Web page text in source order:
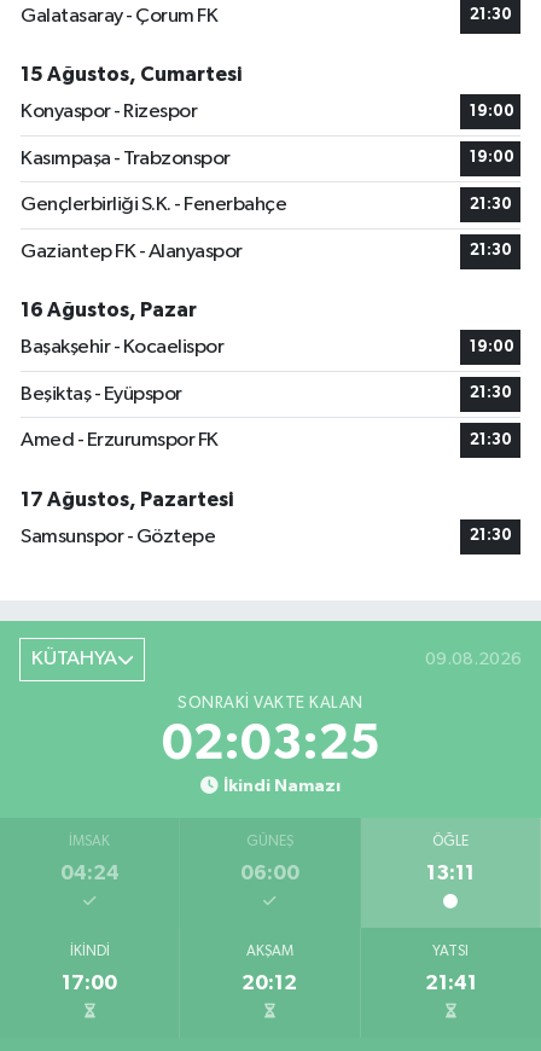
Galatasaray - Çorum FK
21:30
15 Ağustos, Cumartesi
Konyaspor - Rizespor
19:00
Kasımpaşa - Trabzonspor 19:00
Gençlerbirliği S.K. - Fenerbahçe 21:30
Gaziantep FK - Alanyaspor 21:30
16 Ağustos, Pazar
Başakşehir - Kocaelispor
19:00
Beşiktaş - Eyüpspor 21:30
Amed - Erzurumspor FK 21:30
17 Ağustos, Pazartesi
Samsunspor - Göztepe
21:30
KÜTAHYA 09.08.2026
SONRAKI VAKTE KALAN
02:03:25
İkindi Namazı
İMSAK
04:24
GÜNEŞ
06:00
ÖĞLE
13:11
İKINDI
17:00
AKŞAM
20:12
YATSI
21:41